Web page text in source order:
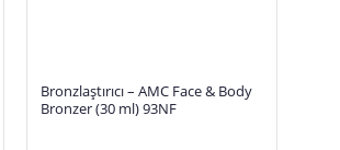
Bronzlaştırıcı – AMC Face & Body
Bronzer (30 ml) 93NF